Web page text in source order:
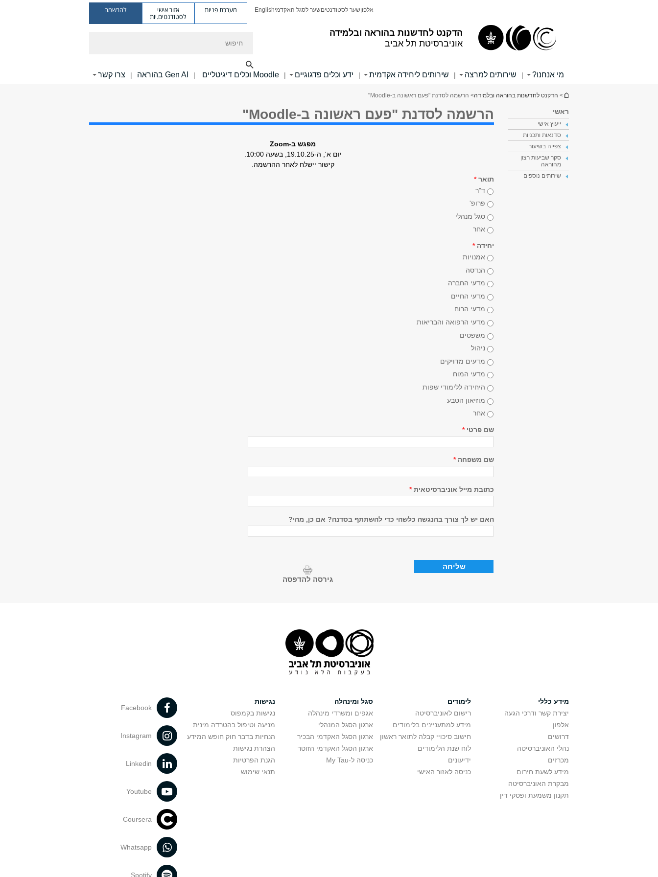
הדקנט לחדשנות בהוראה ובלמידה
אוניברסיטת תל אביב
אלפוןשער לסטודנטיםשער לסגל האקדמיEnglish מערכת פניות אזור אישי
לסטודנטים.יות
להרשמה
מי אנחנו? | שירותים למרצה | שירותים ליחידה אקדמית | ידע וכלים פדגוגיים | Moodle וכלים דיגיטליים | Gen AI בהוראה | צרו קשר
הינך נמצא כאן
> הדקנט לחדשנות בהוראה ובלמידה> הרשמה לסדנת "פעם ראשונה ב-Moodle"
ראשי
ייעוץ אישי
סדנאות ותכניות
צפייה בשיעור
סקר שביעות רצון
מהוראה
שירותים נוספים
הרשמה לסדנת "פעם ראשונה ב-Moodle"
מפגש ב-Zoom
יום א', ה-19.10.25, בשעה 10:00.
קישור יישלח לאחר ההרשמה.
תואר*
ד"ר
פרופ'
סגל מנהלי
אחר
יחידה*
אמנויות
הנדסה
מדעי החברה
מדעי החיים
מדעי הרוח
מדעי הרפואה והבריאות
משפטים
ניהול
מדעים מדויקים
מדעי המוח
היחידה ללימודי שפות
מוזיאון הטבע
אחר
שם פרטי*
שם משפחה*
כתובת מייל אוניברסיטאית*
האם יש לך צורך בהנגשה כלשהי כדי להשתתף בסדנה? אם כן, מהי?
גירסה להדפסה
מידע כללי
יצירת קשר ודרכי הגעה
אלפון
דרושים
נהלי האוניברסיטה
מכרזים
מידע לשעת חירום
מבקרת האוניברסיטה
תקנון משמעת ופסקי דין
לימודים
רישום לאוניברסיטה
מידע למתעניינים בלימודים
חישוב סיכויי קבלה לתואר ראשון
לוח שנת הלימודים
ידיעונים
כניסה לאזור האישי
סגל ומינהלה
אגפים ומשרדי מינהלה
ארגון הסגל המנהלי
ארגון הסגל האקדמי הבכיר
ארגון הסגל האקדמי הזוטר
כניסה ל-My Tau
נגישות
נגישות בקמפוס
מניעה וטיפול בהטרדה מינית
הנחיות בדבר חוק חופש המידע
הצהרת נגישות
הגנת הפרטיות
תנאי שימוש
Facebook
Instagram
Linkedin
Youtube
Coursera
Whatsapp
Spotify